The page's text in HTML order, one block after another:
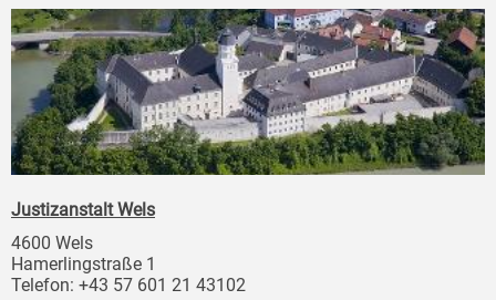
Justizanstalt Wels
4600 Wels
Hamerlingstraße 1
Telefon: +43 57 601 21 43102